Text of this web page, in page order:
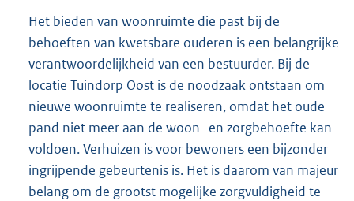
r
n
e
l
i
n
k
:
Het bieden van woonruimte die past bij de
behoeften van kwetsbare ouderen is een belangrijke
verantwoordelijkheid van een bestuurder. Bij de
locatie Tuindorp Oost is de noodzaak ontstaan om
nieuwe woonruimte te realiseren, omdat het oude
pand niet meer aan de woon- en zorgbehoefte kan
voldoen. Verhuizen is voor bewoners een bijzonder
ingrijpende gebeurtenis is. Het is daarom van majeur
belang om de grootst mogelijke zorgvuldigheid te